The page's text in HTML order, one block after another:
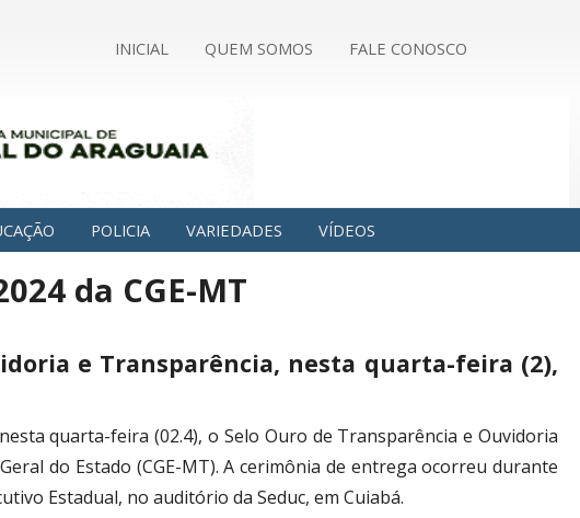
INICIAL QUEM SOMOS FALE CONOSCO
POLICIA VARIEDADES VÍDEOS
da CGE-MT
e Transparência, nesta quarta-feira (2),
quarta-feira (02.4), o Selo Ouro de Transparência e Ouvidoria
do Estado (CGE-MT). A cerimônia de entrega ocorreu durante
Estadual, no auditório da Seduc, em Cuiabá.